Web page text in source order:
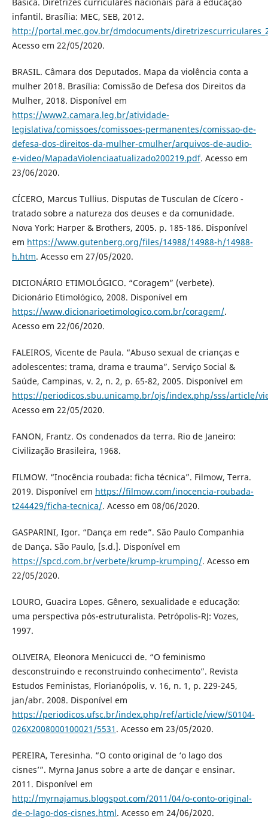
infantil. Brasília: MEC, SEB, 2012.
http://portal.mec.gov.br/dmdocuments/
Acesso em 22/05/2020.
BRASIL. Câmara dos Deputados. Mapa da violência conta a
mulher 2018. Brasília: Comissão de Defesa dos Direitos da
Mulher, 2018. Disponível em
https://www2.camara.leg.br/atividade-
legislativa/comissoes/comissoes-permanentes/comissao-de-
defesa-dos-direitos-da-mulher-cmulher/arquivos-de-audio-
e-video/MapadaViolenciaatualizado200219.pdf. Acesso em
23/06/2020.
CÍCERO, Marcus Tullius. Disputas de Tusculan de Cícero -
tratado sobre a natureza dos deuses e da comunidade.
Nova York: Harper & Brothers, 2005. p. 185-186. Disponível
em https://www.gutenberg.org/files/14988/14988-h/14988-
h.htm. Acesso em 27/05/2020.
DICIONÁRIO ETIMOLÓGICO. “Coragem” (verbete).
Dicionário Etimológico, 2008. Disponível em
https://www.dicionarioetimologico.com.br/coragem/.
Acesso em 22/06/2020.
FALEIROS, Vicente de Paula. “Abuso sexual de crianças e
adolescentes: trama, drama e trauma”. Serviço Social &
Saúde, Campinas, v. 2, n. 2, p. 65-82, 2005. Disponível em
https://periodicos.sbu.unicamp.br/ojs/index.php/sss/article/
Acesso em 22/05/2020.
FANON, Frantz. Os condenados da terra. Rio de Janeiro:
Civilização Brasileira, 1968.
FILMOW. “Inocência roubada: ficha técnica”. Filmow, Terra.
2019. Disponível em https://filmow.com/inocencia-roubada-
t244429/ficha-tecnica/. Acesso em 08/06/2020.
GASPARINI, Igor. “Dança em rede”. São Paulo Companhia
de Dança. São Paulo, [s.d.]. Disponível em
https://spcd.com.br/verbete/krump-krumping/. Acesso em
22/05/2020.
LOURO, Guacira Lopes. Gênero, sexualidade e educação:
uma perspectiva pós-estruturalista. Petrópolis-RJ: Vozes,
1997.
OLIVEIRA, Eleonora Menicucci de. “O feminismo
desconstruindo e reconstruindo conhecimento”. Revista
Estudos Feministas, Florianópolis, v. 16, n. 1, p. 229-245,
jan/abr. 2008. Disponível em
https://periodicos.ufsc.br/index.php/ref/article/view/S0104-
026X2008000100021/5531 . Acesso em 23/05/2020.
PEREIRA, Teresinha. “O conto original de ‘o lago dos
cisnes’”. Myrna Janus sobre a arte de dançar e ensinar.
2011. Disponível em
http://myrnajamus.blogspot.com/2011/04/o-conto-original-
de-o-lago-dos-cisnes.html. Acesso em 24/06/2020.